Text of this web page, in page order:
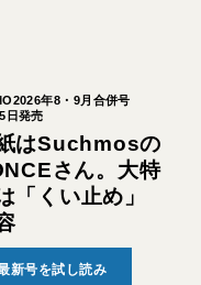
年8・9月合併号
日発売
はSuchmosの
さん。大特
「くい止め」
新号を試し読み